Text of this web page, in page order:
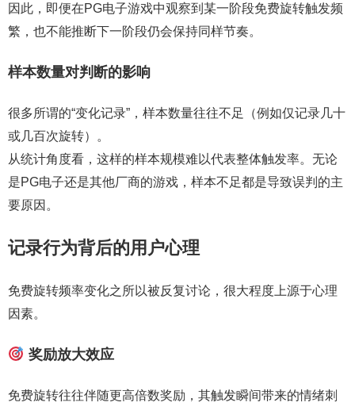
因此，即便在PG电子游戏中观察到某一阶段免费旋转触发频
繁，也不能推断下一阶段仍会保持同样节奏。
样本数量对判断的影响
很多所谓的“变化记录”，样本数量往往不足（例如仅记录几十
或几百次旋转）。
从统计角度看，这样的样本规模难以代表整体触发率。无论
是PG电子还是其他厂商的游戏，样本不足都是导致误判的主
要原因。
记录行为背后的用户心理
免费旋转频率变化之所以被反复讨论，很大程度上源于心理
因素。
奖励放大效应
免费旋转往往伴随更高倍数奖励，其触发瞬间带来的情绪刺